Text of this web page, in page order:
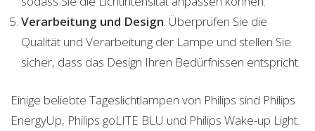
Verarbeitung und Design: Überprüfen Sie die
Qualität und Verarbeitung der Lampe und stellen Sie
sicher, dass das Design Ihren Bedürfnissen entspricht.
Einige beliebte Tageslichtlampen von Philips sind Philips
EnergyUp, Philips goLITE BLU und Philips Wake-up Light.